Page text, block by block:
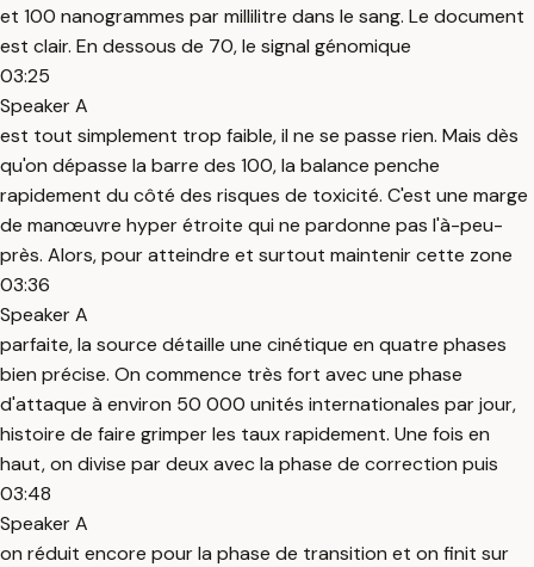
et 100 nanogrammes par millilitre dans le sang. Le document
est clair. En dessous de 70, le signal génomique
03:25
Speaker A
est tout simplement trop faible, il ne se passe rien. Mais dès
qu'on dépasse la barre des 100, la balance penche
rapidement du côté des risques de toxicité. C'est une marge
de manœuvre hyper étroite qui ne pardonne pas l'à-peu-
près. Alors, pour atteindre et surtout maintenir cette zone
03:36
Speaker A
parfaite, la source détaille une cinétique en quatre phases
bien précise. On commence très fort avec une phase
d'attaque à environ 50 000 unités internationales par jour,
histoire de faire grimper les taux rapidement. Une fois en
haut, on divise par deux avec la phase de correction puis
03:48
Speaker A
on réduit encore pour la phase de transition et on finit sur